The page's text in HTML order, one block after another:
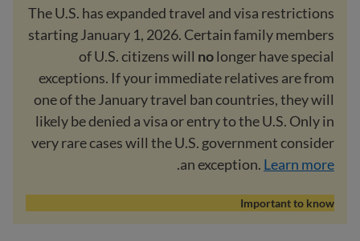
The U.S. has expanded travel and visa restrictions
starting January 1, 2026. Certain family members
of U.S. citizens will nolonger have special
exceptions. If your immediate relatives are from
one of the January travel ban countries, they will
likely be denied a visa or entry to the U.S. Only in
very rare cases will the U.S. government consider
an exception. Learn more
.
Important to know